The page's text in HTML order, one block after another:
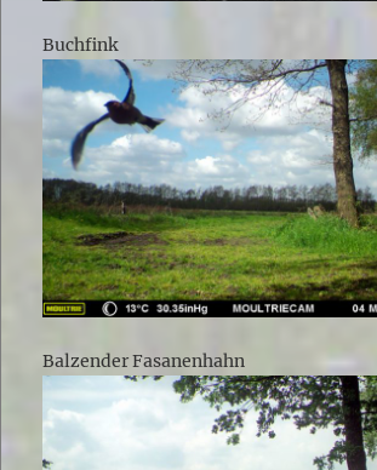
Buchfink
Balzender Fasanenhahn